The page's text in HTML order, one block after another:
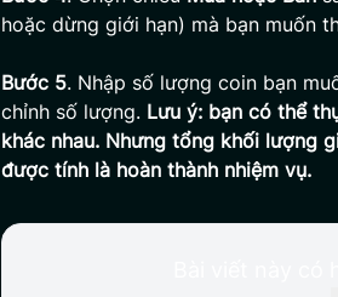
hoặc dừng giới hạn) mà bạn muốn
Bước 5. Nhập số lượng coin bạn
chỉnh số lượng. Lưu ý: bạn có thể
khác nhau. Nhưng tổng khối lượng
được tính là hoàn thành nhiệm vụ.